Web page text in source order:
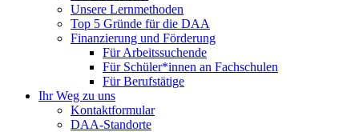
Unsere Lernmethoden
Top 5 Gründe für die DAA
Finanzierung und Förderung
Für Arbeitssuchende
Für Schüler*innen an Fachschulen
Für Berufstätige
Ihr Weg zu uns
Kontaktformular
DAA-Standorte